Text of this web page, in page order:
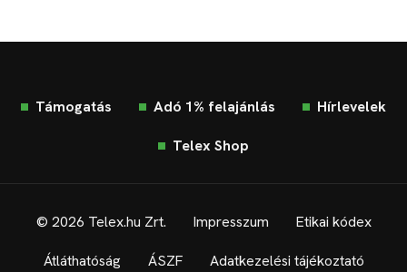
Támogatás Adó 1% felajánlás Hírlevelek
Telex Shop
© 2026 Telex.hu Zrt. Impresszum Etikai kódex
Átláthatóság ÁSZF Adatkezelési tájékoztató